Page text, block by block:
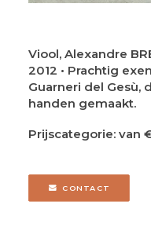
Viool, Alexandre
2012 • Prachtig
Guarneri del Gesù,
handen gemaakt.
Prijscategorie: van
CONTACT